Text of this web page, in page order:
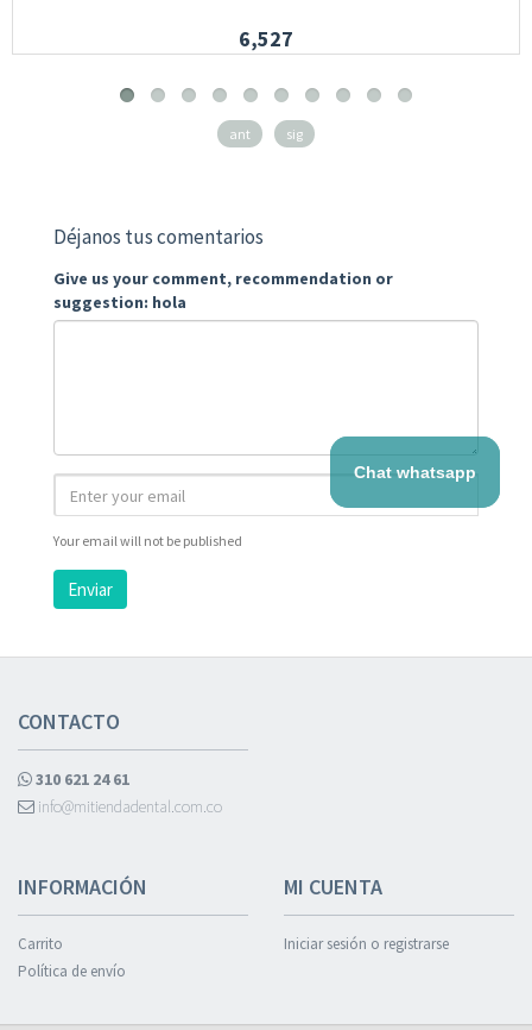
6,527
ant sig
Déjanos tus comentarios
Give us your comment, recommendation or
suggestion: hola
Your email will not be published
Enviar
CONTACTO
310 621 24 61
info@mitiendadental.com.co
INFORMACIÓN
Carrito
Política de envío
MI CUENTA
Iniciar sesión o registrarse
Chat whatsapp